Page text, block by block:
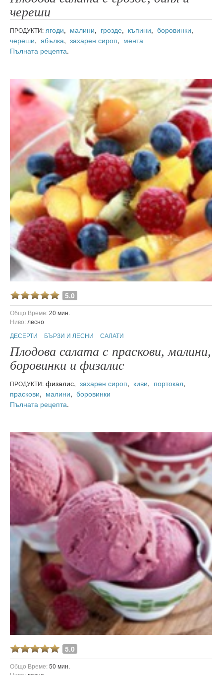
череши
ПРОДУКТИ: ягоди, малини, грозде, къпини, боровинки,
череши, ябълка, захарен сироп, мента
Пълната рецепта.
5.0
Общо Време:20 мин.
Ниво: лесно
ДЕСЕРТИ
БЪРЗИ И ЛЕСНИ САЛАТИ
Плодова салата с праскови, малини,
боровинки и физалис
ПРОДУКТИ: физалис, захарен сироп, киви, портокал,
праскови, малини, боровинки
Пълната рецепта.
5.0
Общо Време:50 мин.